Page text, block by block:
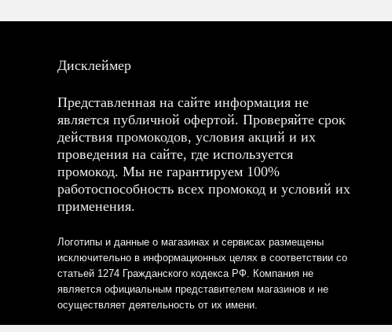
Дисклеймер
Представленная на сайте информация не
является публичной офертой. Проверяйте срок
действия промокодов, условия акций и их
проведения на сайте, где используется
промокод. Мы не гарантируем 100%
работоспособность всех промокод и условий их
применения.
Логотипы и данные о магазинах и сервисах размещены
исключительно в информационных целях в соответствии со
статьей 1274 Гражданского кодекса РФ. Компания не
является официальным представителем магазинов и не
осуществляет деятельность от их имени.